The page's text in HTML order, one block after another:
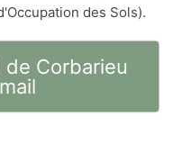
des Sols).
Corbarieu